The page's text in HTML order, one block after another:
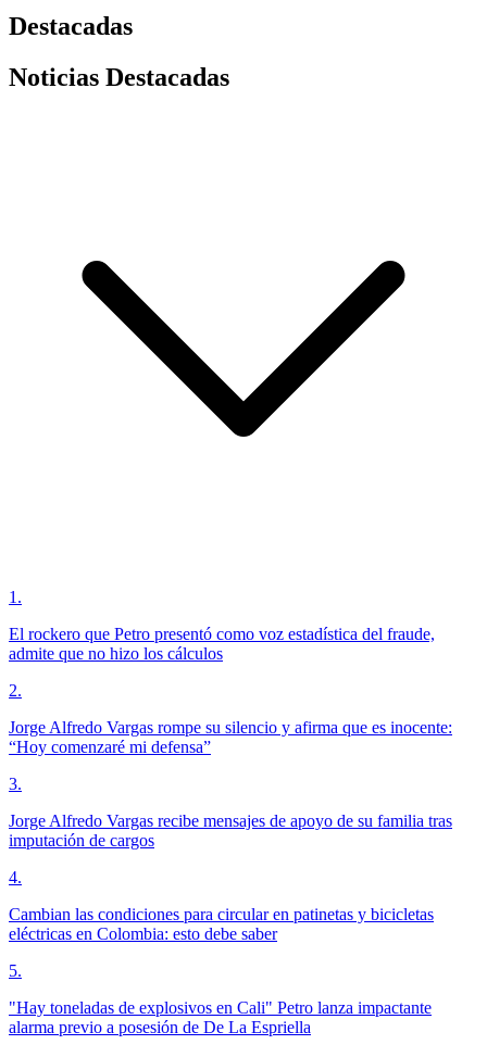
Destacadas
Noticias Destacadas
1 .
El rockero que Petro presentó como voz estadística del fraude,
admite que no hizo los cálculos
2.
Jorge Alfredo Vargas rompe su silencio y afirma que es inocente:
“Hoy comenzaré mi defensa”
3.
Jorge Alfredo Vargas recibe mensajes de apoyo de su familia tras
imputación de cargos
4.
Cambian las condiciones para circular en patinetas y bicicletas
eléctricas en Colombia: esto debe saber
5.
"Hay toneladas de explosivos en Cali" Petro lanza impactante
alarma previo a posesión de De La Espriella